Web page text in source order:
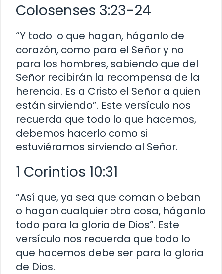
Colosenses 3:23-24
“Y todo lo que hagan, háganlo de
corazón, como para el Señor y no
para los hombres, sabiendo que del
Señor recibirán la recompensa de la
herencia. Es a Cristo el Señor a quien
están sirviendo”. Este versículo nos
recuerda que todo lo que hacemos,
debemos hacerlo como si
estuviéramos sirviendo al Señor.
1 Corintios 10:31
“Así que, ya sea que coman o beban
o hagan cualquier otra cosa, háganlo
todo para la gloria de Dios”. Este
versículo nos recuerda que todo lo
que hacemos debe ser para la gloria
de Dios.